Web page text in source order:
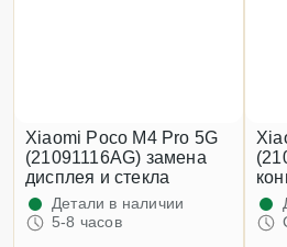
Xiaomi Poco M4 Pro 5G
(21091116AG) замена
дисплея и стекла
Детали в наличии
5-8 часов